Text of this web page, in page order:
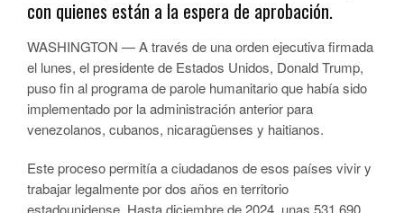
con quienes están a la espera de aprobación.
WASHINGTON — A través de una orden ejecutiva firmada
el lunes, el presidente de Estados Unidos, Donald Trump,
puso fin al programa de parole humanitario que había sido
implementado por la administración anterior para
venezolanos, cubanos, nicaragüenses y haitianos.
Este proceso permitía a ciudadanos de esos países vivir y
trabajar legalmente por dos años en territorio
estadounidense. Hasta diciembre de 2024, unas 531.690